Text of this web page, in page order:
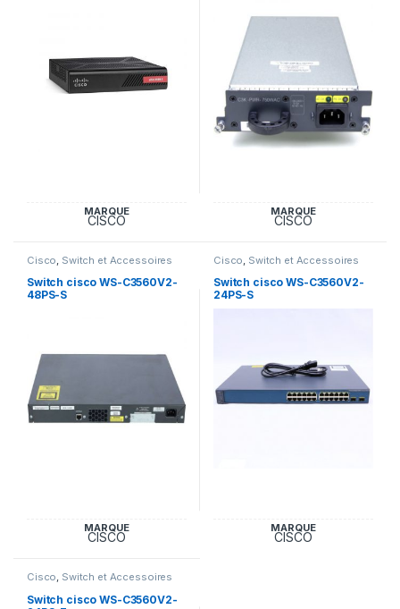
MARQUE
CISCO
MARQUE
CISCO
Cisco Switch et Accessoires
Cisco
Switch cisco WS-C3560V2-
48PS-S
MARQUE
CISCO
Cisco Switch et Accessoires
Cisco
Switch cisco WS-C3560V2-
24PS-S
MARQUE
CISCO
Cisco, Switch et Accessoires
Switch cisco WS-C3560V2-